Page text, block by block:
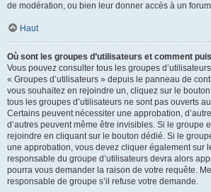
de modération, ou bien leur donner accès à un
Haut
Où sont les groupes d’utilisateurs et comment
Vous pouvez consulter tous les groupes
« Groupes d’utilisateurs » depuis le panneau de
vous souhaitez en rejoindre un, cliquez sur le
tous les groupes d’utilisateurs ne sont pas ouverts
Certains peuvent nécessiter une approbation,
d’autres peuvent même être invisibles. Si le groupe
rejoindre en cliquant sur le bouton dédié. Si le
une approbation, vous devez cliquer également sur
responsable du groupe d’utilisateurs devra alors
pourra vous demander la raison de votre requête.
responsable de groupe s’il refuse votre demande.